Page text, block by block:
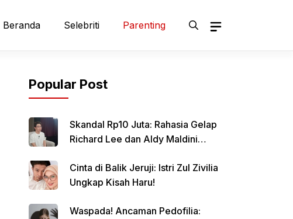
Beranda Selebriti Parenting
Popular Post
Skandal Rp10 Juta: Rahasia Gelap
Richard Lee dan Aldy Maldini
Cinta di Balik Jeruji: Istri Zul Zivilia
Ungkap Kisah Haru!
Waspada! Ancaman Pedofilia: